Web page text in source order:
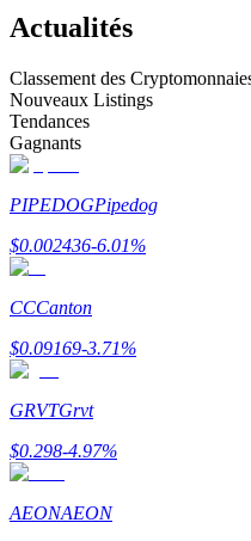
Actualités
Classement des
Nouveaux Listings
Tendances
Gagnants
PIPEDOGPipedog
$0.002436-6.01%
CCCanton
$0.09169-3.71%
GRVTGrvt
$0.298-4.97%
AEONAEON